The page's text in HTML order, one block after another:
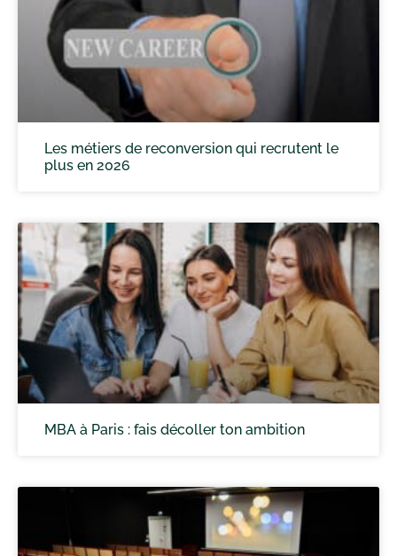
Les métiers de reconversion qui recrutent le
plus en 2026
MBA à Paris : fais décoller ton ambition